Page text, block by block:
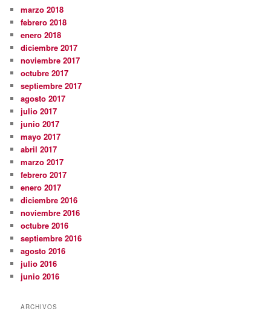
marzo 2018
febrero 2018
enero 2018
diciembre 2017
noviembre 2017
octubre 2017
septiembre 2017
agosto 2017
julio 2017
junio 2017
mayo 2017
abril 2017
marzo 2017
febrero 2017
enero 2017
diciembre 2016
noviembre 2016
octubre 2016
septiembre 2016
agosto 2016
julio 2016
junio 2016
ARCHIVOS